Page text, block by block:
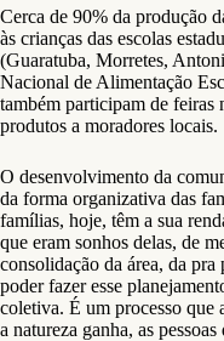
Cerca de 90% da produção
às crianças das escolas
(Guaratuba, Morretes,
Nacional de Alimentação
também participam de feiras
produtos a moradores locais.
O desenvolvimento da
da forma organizativa das
famílias, hoje, têm a sua
que eram sonhos delas, de
consolidação da área, da pra
poder fazer esse
coletiva. É um processo que
a natureza ganha, as